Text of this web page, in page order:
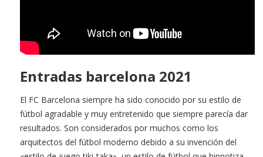
Entradas barcelona 2021
El FC Barcelona siempre ha sido conocido por su estilo de
fútbol agradable y muy entretenido que siempre parecía dar
resultados. Son considerados por muchos como los
arquitectos del fútbol moderno debido a su invención del